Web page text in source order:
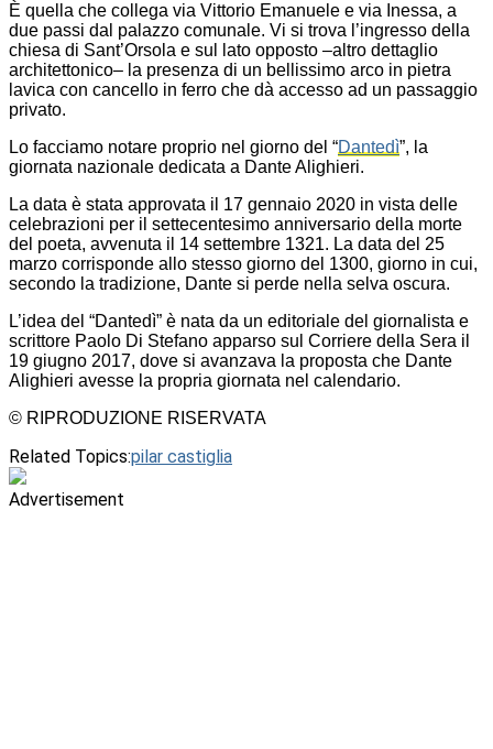
È quella che collega via Vittorio Emanuele e via Inessa, a
due passi dal palazzo comunale. Vi si trova l’ingresso della
chiesa di Sant’Orsola e sul lato opposto –altro dettaglio
architettonico– la presenza di un bellissimo arco in pietra
lavica con cancello in ferro che dà accesso ad un passaggio
privato.
Lo facciamo notare proprio nel giorno del “Dantedì”, la
giornata nazionale dedicata a Dante Alighieri.
La data è stata approvata il 17 gennaio 2020 in vista delle
celebrazioni per il settecentesimo anniversario della morte
del poeta, avvenuta il 14 settembre 1321. La data del 25
marzo corrisponde allo stesso giorno del 1300, giorno in cui,
secondo la tradizione, Dante si perde nella selva oscura.
L’idea del “Dantedì” è nata da un editoriale del giornalista e
scrittore Paolo Di Stefano apparso sul Corriere della Sera il
19 giugno 2017, dove si avanzava la proposta che Dante
Alighieri avesse la propria giornata nel calendario.
© RIPRODUZIONE RISERVATA
Related Topics:pilar castiglia
Advertisement